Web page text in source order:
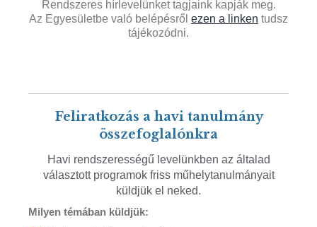
Rendszeres hírlevelünket tagjaink kapják meg.
Az Egyesületbe való belépésről ezen a linken tudsz
tájékozódni.
Feliratkozás a havi tanulmány
összefoglalónkra
Havi rendszerességű levelünkben az általad
választott programok friss műhelytanulmányait
küldjük el neked.
Milyen témában küldjük: